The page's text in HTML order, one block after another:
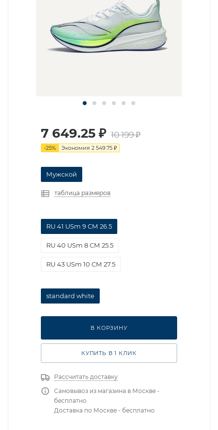
7 649.25 ₽ 10 199₽
-25% Экономия 2 549.75 ₽
Мужской
таблица размеров
RU 41 USm 9 СМ 26.5
RU 40 USm 8 СМ 25.5
RU 43 USm 10 СМ 27.5
standard white
В КОРЗИНУ
КУПИТЬ В 1 КЛИК
Рассчитать доставку
Самовывоз из магазина в Москве -
бесплатно
Доставка по Москве - бесплатно